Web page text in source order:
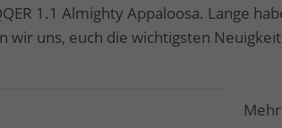
1.1 Almighty Appaloosa. Lange
wir uns, euch die wichtigsten
Mehr